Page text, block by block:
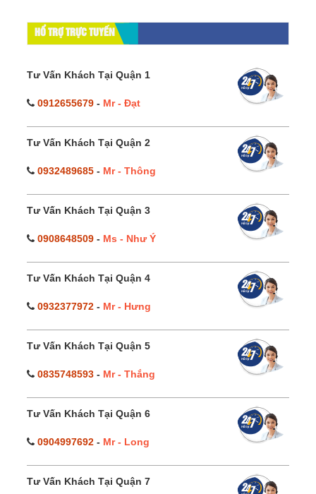
HỔ TRỢ TRỰC TUYẾN
Tư Vấn Khách Tại Quận 1
0912655679 - Mr - Đạt
Tư Vấn Khách Tại Quận 2
0932489685 - Mr - Thông
Tư Vấn Khách Tại Quận 3
0908648509 - Ms - Như Ý
Tư Vấn Khách Tại Quận 4
0932377972 - Mr - Hưng
Tư Vấn Khách Tại Quận 5
0835748593 - Mr - Thắng
Tư Vấn Khách Tại Quận 6
0904997692 - Mr - Long
Tư Vấn Khách Tại Quận 7